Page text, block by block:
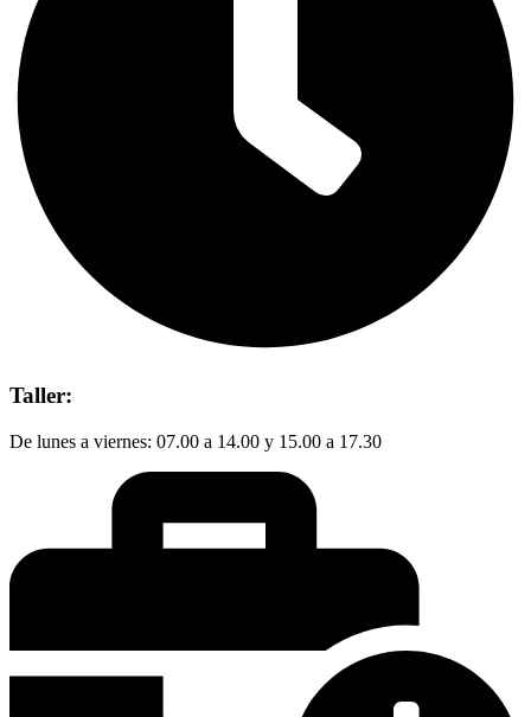
Taller:
De lunes a viernes: 07.00 a 14.00 y 15.00 a 17.30